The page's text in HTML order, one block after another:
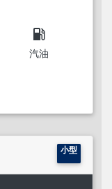
local_gas_station
汽油
小型